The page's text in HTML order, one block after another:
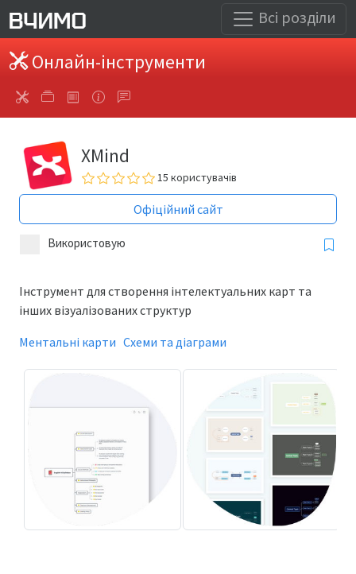
Всі розділи
Онлайн-інструменти
XMind
15 користувачів
Офіційний сайт
Використовую
Інструмент для створення інтелектуальних карт та
інших візуалізованих структур
Ментальні карти Схеми та діаграми